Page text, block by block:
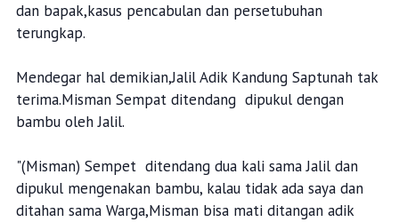
dan bapak,kasus pencabulan dan persetubuhan
terungkap.
Mendegar hal demikian,Jalil Adik Kandung Saptunah tak
terima.Misman Sempat ditendang dipukul dengan
bambu oleh Jalil.
"(Misman) Sempet ditendang dua kali sama Jalil dan
dipukul mengenakan bambu, kalau tidak ada saya dan
ditahan sama Warga,Misman bisa mati ditangan adik